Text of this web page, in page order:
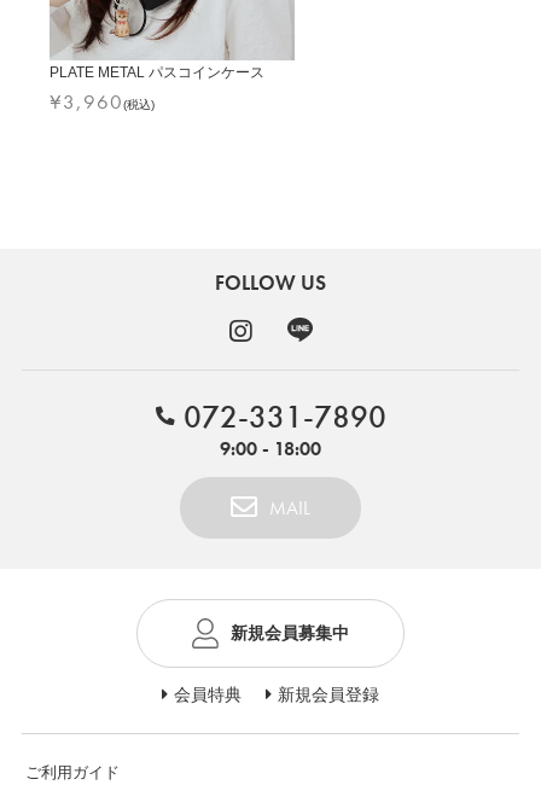
PLATE METAL パスコインケース
¥3,960(税込)
FOLLOW US
MAIL
072-331-7890
9:00 - 18:00
新規会員募集中
会員特典 新規会員登録
ご利用ガイド